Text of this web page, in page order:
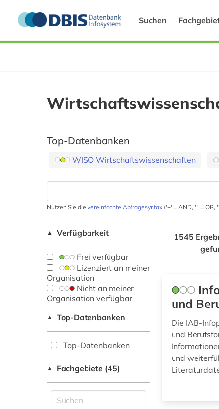
Suchen
Top-Datenbanken
WISO Wirtschaftswissenschaften
Nutzen Sie die vereinfachte Abfragesyntax ('+' = AND, '|' = OR,
▲ Verfügbarkeit
Frei verfügbar
Lizenziert an meiner
Organisation
Nicht an meiner
Organisation verfügbar
▲ Top-Datenbanken
Top-Datenbanken
▲ Fachgebiete (45)
1545
und
Die IAB-
und
und